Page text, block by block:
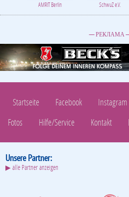
AMRIT Berlin SchwuZ e.V.
— РЕКЛАМА
Startseite Facebook Instagram
Fotos
Hilfe/Service Kontakt
Unsere Partner:
▶ alle Partner anzeigen